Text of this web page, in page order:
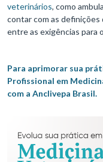
veterinários, como
contar com as definições
entre as exigências para
Para aprimorar sua
Profissional em
com a Anclivepa Brasil.